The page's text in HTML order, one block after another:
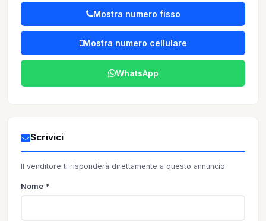
Mostra numero fisso
Mostra numero cellulare
WhatsApp
Scrivici
Il venditore ti risponderà direttamente a questo annuncio.
Nome *